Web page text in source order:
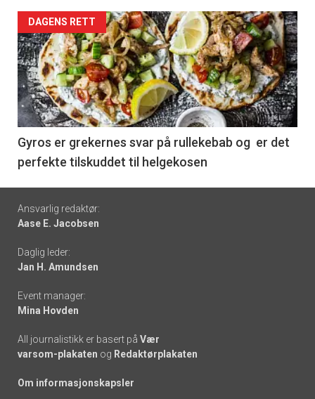
Forsiden
akkurat
nå
-
6
DAGENS RETT
Gyros er grekernes svar på rullekebab og er det
perfekte tilskuddet til helgekosen
Footer
-
links
Ansvarlig redaktør:
Aase E. Jacobsen
Daglig leder:
Jan H. Amundsen
Event manager:
Mina Hovden
All journalistikk er basert på Vær
varsom-plakaten og Redaktørplakaten
Om informasjonskapsler